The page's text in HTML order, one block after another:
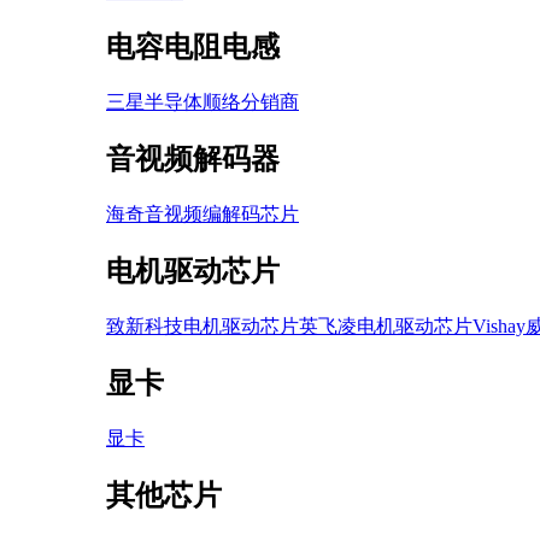
电容电阻电感
三星半导体顺络分销商
音视频解码器
海奇音视频编解码芯片
电机驱动芯片
致新科技电机驱动芯片英飞凌电机驱动芯片Vishay
显卡
显卡
其他芯片